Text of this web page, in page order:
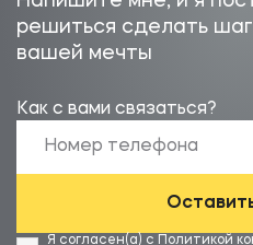
решиться сделать
вашей мечты
Как с вами связаться?
Я согласен(а) с Политикой